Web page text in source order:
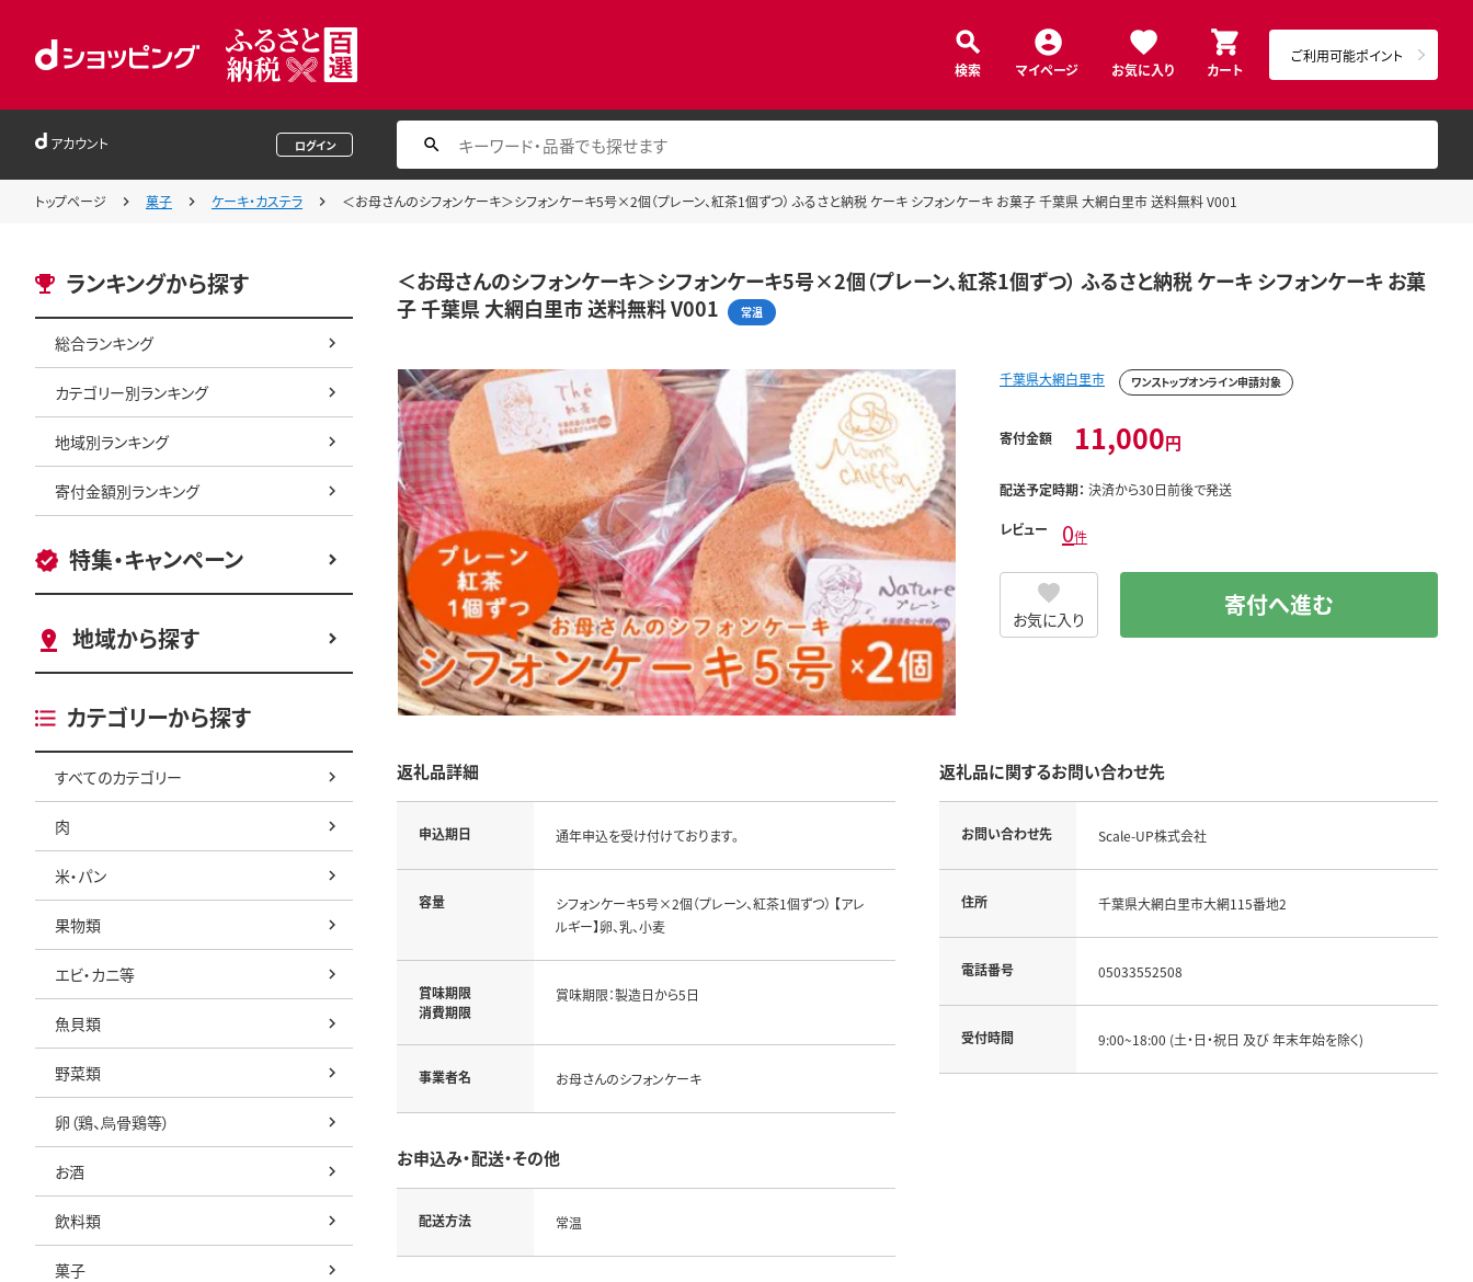
検索 マイページ お気に入り カート
ご利用可能ポイント
アカウント ログイン
トップページ 菓子 ケーキ・カステラ ＜お母さんのシフォンケーキ＞シフォンケーキ5号×2個（プレーン、紅茶1個ずつ） ふるさと納税 ケーキ シフォンケーキ お菓子 千葉県 大網白里市 送料無料 V001
ランキングから探す
総合ランキング
カテゴリー別ランキング
地域別ランキング
寄付金額別ランキング
特集・キャンペーン
地域から探す
カテゴリーから探す
すべてのカテゴリー
肉
米・パン
果物類
エビ・カニ等
魚貝類
野菜類
卵（鶏、烏骨鶏等）
お酒
飲料類
菓子
＜お母さんのシフォンケーキ＞シフォンケーキ5号×2個（プレーン、紅茶1個ずつ） ふるさと納税 ケーキ シフォンケーキ お菓
子 千葉県 大網白里市 送料無料 V001
常温
千葉県大網白里市 ワンストップオンライン申請対象
寄付金額 11,000円
配送予定時期： 決済から30日前後で発送
レビュー 0件
お気に入り 寄付へ進む
返礼品詳細
申込期日 通年申込を受け付けております。
容量
シフォンケーキ5号×2個（プレーン、紅茶1個ずつ） 【アレ
ルギー】卵、乳、小麦
賞味期限
消費期限
賞味期限：製造日から5日
事業者名 お母さんのシフォンケーキ
お申込み・配送・その他
配送方法 常温
返礼品に関するお問い合わせ先
お問い合わせ先 Scale-UP株式会社
住所 千葉県大網白里市大網115番地2
電話番号 05033552508
受付時間 9:00~18:00 (土・日・祝日 及び 年末年始を除く)